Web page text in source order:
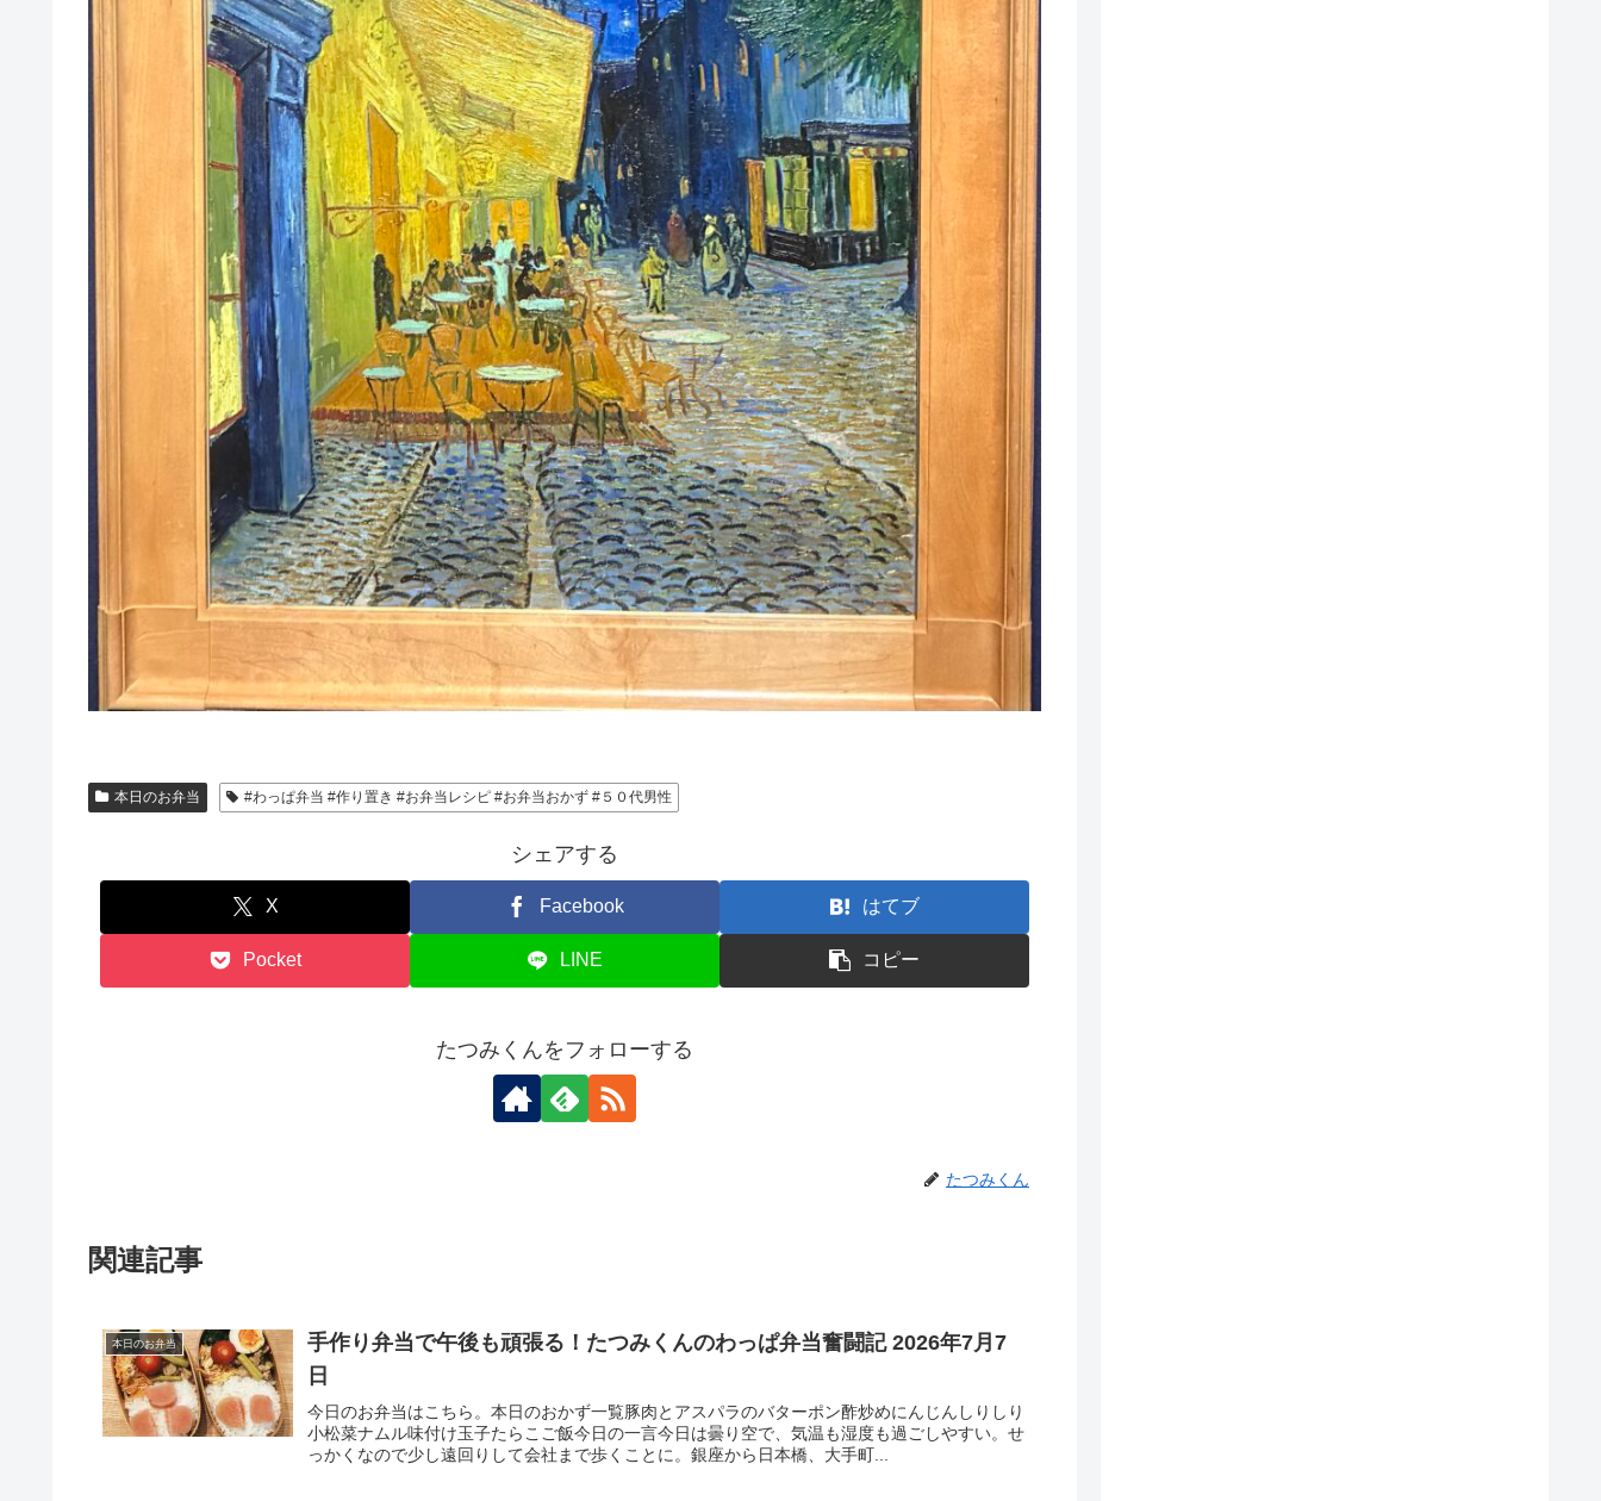
本日のお弁当 #わっぱ弁当 #作り置き #お弁当レシピ #お弁当おかず #５０代男性
シェアする
X Facebook はてブ
Pocket LINE コピー
たつみくんをフォローする
たつみくん
関連記事
本日のお弁当
手作り弁当で午後も頑張る！たつみくんのわっぱ弁当奮闘記 2026年7月7
日
今日のお弁当はこちら。本日のおかず一覧豚肉とアスパラのバターポン酢炒めにんじんしりしり
小松菜ナムル味付け玉子たらこご飯今日の一言今日は曇り空で、気温も湿度も過ごしやすい。せ
っかくなので少し遠回りして会社まで歩くことに。銀座から日本橋、大手町...